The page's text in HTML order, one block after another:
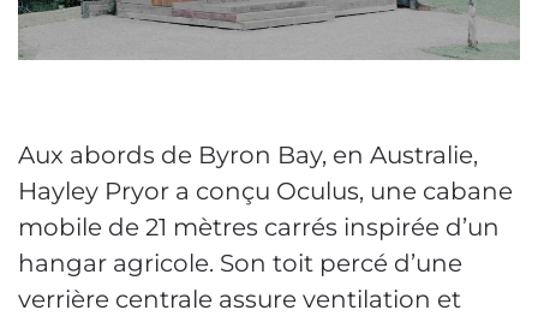
Aux abords de Byron Bay, en Australie,
Hayley Pryor a conçu Oculus, une cabane
mobile de 21 mètres carrés inspirée d’un
hangar agricole. Son toit percé d’une
verrière centrale assure ventilation et